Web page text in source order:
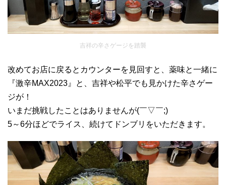
吉祥の辛さゲージを踏襲
改めてお店に戻るとカウンターを見回すと、薬味と一緒に
『激辛MAX2023』と、吉祥や松平でも見かけた辛さゲー
ジが！
いまだ挑戦したことはありませんが(￣▽￣;)
5～6分ほどでライス、続けてドンブリをいただきます。